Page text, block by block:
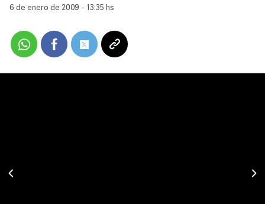
6 de enero de 2009 - 13:35 hs